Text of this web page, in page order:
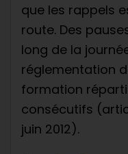
que les rappels
route. Des
long de la
réglementation
formation
consécutifs
juin 2012).